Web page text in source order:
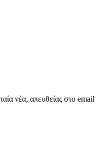
νέα, απευθείας στο email